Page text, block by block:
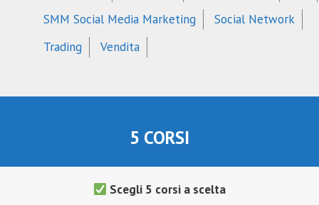
SMM Social Media Marketing
Social Network
Trading
Vendita
5 CORSI
Scegli 5 corsi a scelta